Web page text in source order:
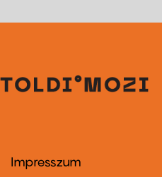
Footer
Impresszum